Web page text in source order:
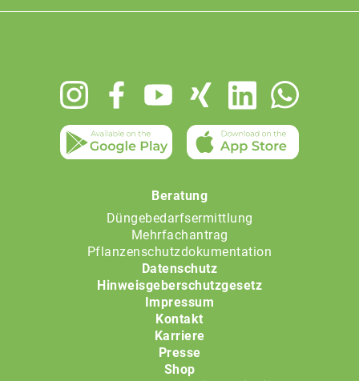
Beratung
Düngebedarfsermittlung
Mehrfachantrag
Pflanzenschutzdokumentation
Datenschutz
Hinweisgeberschutzgesetz
Impressum
Kontakt
Karriere
Presse
Shop